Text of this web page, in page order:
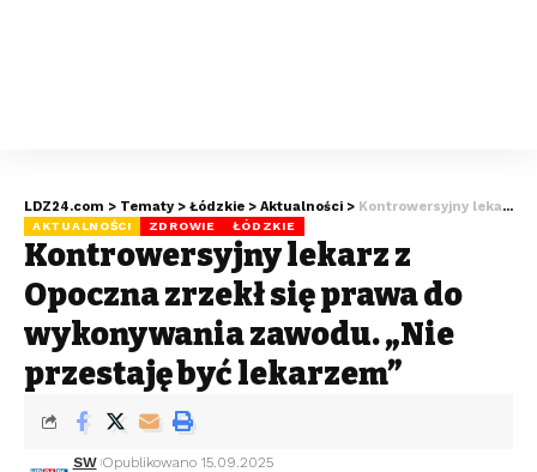
LDZ24.com > Tematy > Łódzkie > Aktualności > Kontrowersyjny lekarz z Opoczna zrzekł się prawa do wykonywania zawodu. „Nie przestaję być lekarzem”
AKTUALNOŚCI ZDROWIE ŁÓDZKIE
Kontrowersyjny lekarz z
Opoczna zrzekł się prawa do
wykonywania zawodu. „Nie
przestaję być lekarzem”
SW Opublikowano 15.09.2025